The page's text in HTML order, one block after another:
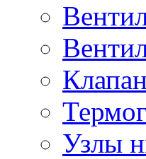
Узлы